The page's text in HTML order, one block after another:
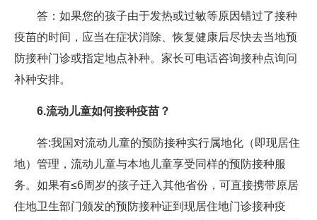
答：如果您的孩子由于发热或过敏等原因错过了接种
疫苗的时间，应当在症状消除、恢复健康后尽快去当地预
防接种门诊或指定地点补种。家长可电话咨询接种点询问
补种安排。
6.流动儿童如何接种疫苗？
答:我国对流动儿童的预防接种实行属地化（即现居住
地）管理，流动儿童与本地儿童享受同样的预防接种服
务。如果有≤6周岁的孩子迁入其他省份，可直接携带原居
住地卫生部门颁发的预防接种证到现居住地门诊接种疫